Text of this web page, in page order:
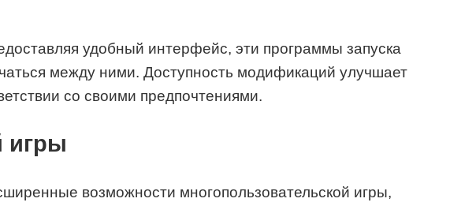
удобный интерфейс, эти программы запуска
между ними. Доступность модификаций улучшает
со своими предпочтениями.
игры
возможности многопользовательской игры,